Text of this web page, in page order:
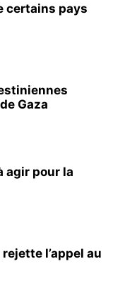
certains pays
Gaza
agir pour la
l’appel au